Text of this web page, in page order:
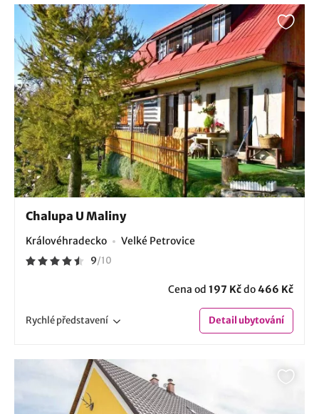
Chalupa U Maliny
Královéhradecko Velké Petrovice
9/10
Cena od 197 Kčdo466 Kč
Rychlépředstavení Detailubytování